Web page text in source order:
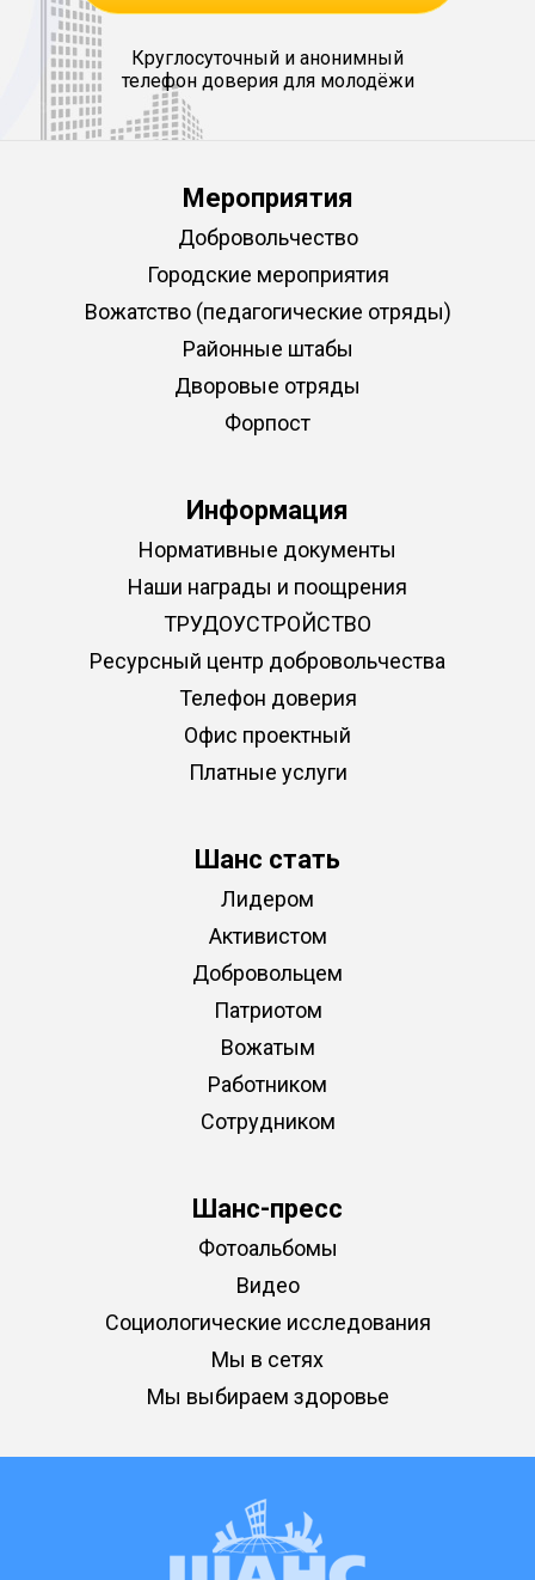
Круглосуточный и анонимный
телефон доверия для молодёжи
Мероприятия
Добровольчество
Городские мероприятия
Вожатство (педагогические отряды)
Районные штабы
Дворовые отряды
Форпост
Информация
Нормативные документы
Наши награды и поощрения
ТРУДОУСТРОЙСТВО
Ресурсный центр добровольчества
Телефон доверия
Офис проектный
Платные услуги
Шанс стать
Лидером
Активистом
Добровольцем
Патриотом
Вожатым
Работником
Сотрудником
Шанс-пресс
Фотоальбомы
Видео
Социологические исследования
Мы в сетях
Мы выбираем здоровье